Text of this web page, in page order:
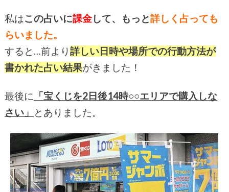
私はこの占いに課金して、もっと詳しく占っても
らいました。
すると…前より詳しい日時や場所での行動方法が
書かれた占い結果がきました！
最後に 「宝くじを2日後14時○○エリアで購入しな
さい」 とありました。